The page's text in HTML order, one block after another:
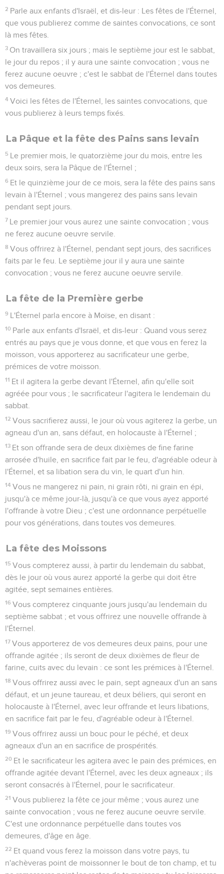
2 Parle aux enfants d'Israël, et dis-leur : Les fêtes de l'Éternel,
que vous publierez comme de saintes convocations, ce sont
là mes fêtes.
3 On travaillera six jours ; mais le septième jour est le sabbat,
le jour du repos ; il y aura une sainte convocation ; vous ne
ferez aucune oeuvre ; c'est le sabbat de l'Éternel dans toutes
vos demeures.
4 Voici les fêtes de l'Éternel, les saintes convocations, que
vous publierez à leurs temps fixés.
La Pâque et la fête des Pains sans levain
5 Le premier mois, le quatorzième jour du mois, entre les
deux soirs, sera la Pâque de l'Éternel ;
6 Et le quinzième jour de ce mois, sera la fête des pains sans
levain à l'Éternel ; vous mangerez des pains sans levain
pendant sept jours.
7 Le premier jour vous aurez une sainte convocation ; vous
ne ferez aucune oeuvre servile.
8 Vous offrirez à l'Éternel, pendant sept jours, des sacrifices
faits par le feu. Le septième jour il y aura une sainte
convocation ; vous ne ferez aucune oeuvre servile.
La fête de la Première gerbe
9 L'Éternel parla encore à Moïse, en disant :
10 Parle aux enfants d'Israël, et dis-leur : Quand vous serez
entrés au pays que je vous donne, et que vous en ferez la
moisson, vous apporterez au sacrificateur une gerbe,
prémices de votre moisson.
11 Et il agitera la gerbe devant l'Éternel, afin qu'elle soit
agréée pour vous ; le sacrificateur l'agitera le lendemain du
sabbat.
12 Vous sacrifierez aussi, le jour où vous agiterez la gerbe, un
agneau d'un an, sans défaut, en holocauste à l'Éternel ;
13 Et son offrande sera de deux dixièmes de fine farine
arrosée d'huile, en sacrifice fait par le feu, d'agréable odeur à
l'Éternel, et sa libation sera du vin, le quart d'un hin.
14 Vous ne mangerez ni pain, ni grain rôti, ni grain en épi,
jusqu'à ce même jour-là, jusqu'à ce que vous ayez apporté
l'offrande à votre Dieu ; c'est une ordonnance perpétuelle
pour vos générations, dans toutes vos demeures.
La fête des Moissons
15 Vous compterez aussi, à partir du lendemain du sabbat,
dès le jour où vous aurez apporté la gerbe qui doit être
agitée, sept semaines entières.
16 Vous compterez cinquante jours jusqu'au lendemain du
septième sabbat ; et vous offrirez une nouvelle offrande à
l'Éternel.
17 Vous apporterez de vos demeures deux pains, pour une
offrande agitée ; ils seront de deux dixièmes de fleur de
farine, cuits avec du levain : ce sont les prémices à l'Éternel.
18 Vous offrirez aussi avec le pain, sept agneaux d'un an sans
défaut, et un jeune taureau, et deux béliers, qui seront en
holocauste à l'Éternel, avec leur offrande et leurs libations,
en sacrifice fait par le feu, d'agréable odeur à l'Éternel.
19 Vous offrirez aussi un bouc pour le péché, et deux
agneaux d'un an en sacrifice de prospérités.
20 Et le sacrificateur les agitera avec le pain des prémices, en
offrande agitée devant l'Éternel, avec les deux agneaux ; ils
seront consacrés à l'Éternel, pour le sacrificateur.
21 Vous publierez la fête ce jour même ; vous aurez une
sainte convocation ; vous ne ferez aucune oeuvre servile.
C'est une ordonnance perpétuelle dans toutes vos
demeures, d'âge en âge.
22 Et quand vous ferez la moisson dans votre pays, tu
n'achèveras point de moissonner le bout de ton champ, et tu